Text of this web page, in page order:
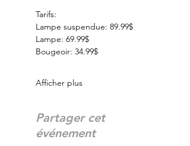
Tarifs:
Lampe suspendue: 89.99$
Lampe: 69.99$
Bougeoir: 34.99$
Afficher plus
Partager cet
événement